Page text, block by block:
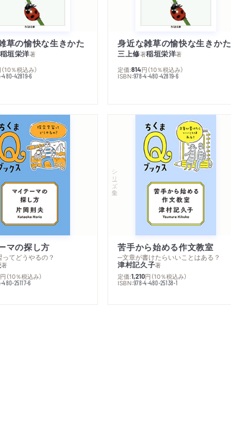
草の愉快な生きかた
稲垣栄洋著
（10％税込み）
480-42819-6
身近な雑草の愉快な生きかた
三上修著稲垣栄洋著
定価:814円 （10％税込み）
ISBN:978-4-480-42819-6
マの探し方
てどうやるの？
著
円 （10％税込み）
480-25117-6
シリーズ・全集
苦手から始める作文教室
─文章が書けたらいいことはある？
津村記久子著
定価:1,210円 （10％税込み）
ISBN:978-4-480-25138-1